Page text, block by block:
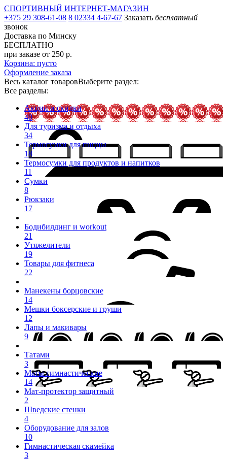
СПОРТИВНЫЙ ИНТЕРНЕТ-МАГАЗИН
+375 29 308-61-08 8 02334 4-67-67 Заказать бесплатный
звонок
Доставка по Минску
БЕСПЛАТНО
при заказе от 250 р.
Корзина: пусто
Оформление заказа
Весь каталог товаровВыберите раздел:
Все разделы:
Акции и скидки
40
Для туризма и отдыха
34
Термосумки для пиццы
18
Термосумки для продуктов и напитков
11
Сумки
8
Рюкзаки
17
Бодибилдинг и workout
21
Утяжелители
19
Товары для фитнеса
22
Манекены борцовские
14
Мешки боксерские и груши
12
Лапы и макивары
9
Татами
3
Маты гимнастические
14
Мат-протектор защитный
2
Шведские стенки
4
Оборудование для залов
10
Гимнастическая скамейка
3